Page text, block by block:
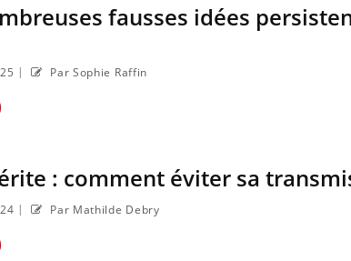
fausses idées
| Par Sophie Raffin
: comment éviter sa
| Par Mathilde Debry